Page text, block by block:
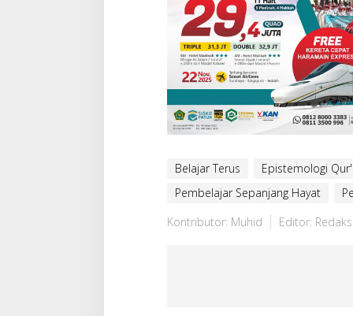
Belajar Terus Epistemologi
Pembelajar Sepanjang Hayat
Kontributor: Muhid
Editor: Redaksi